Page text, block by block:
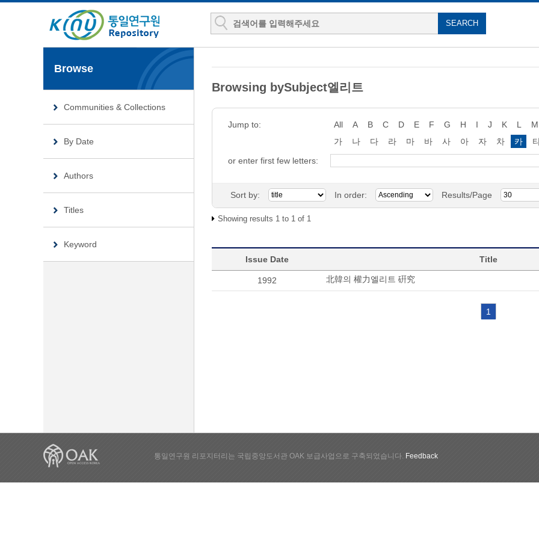
Browse
Communities & Collections
By Date
Authors
Titles
Keyword
Browsing bySubject엘리트
Jump to: All A B C D E F G H I J K L M
가
나 다 라 마 바 사 아 자 차 카
or enter first few letters:
Sort by: In order: Results/Page
Showing results 1 to 1 of 1
Issue Date Title
1992 北韓의 權力엘리트 硏究
1
통일연구원 리포지터리는 국립중앙도서관 OAK 보급사업으로 구축되었습니다. Feedback